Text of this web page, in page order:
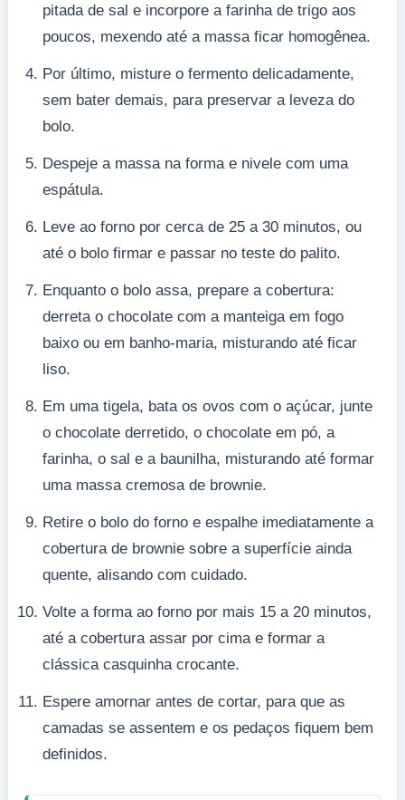
pitada de sal e incorpore a farinha de trigo aos
poucos, mexendo até a massa ficar homogênea.
Por último, misture o fermento delicadamente,
sem bater demais, para preservar a leveza do
bolo.
Despeje a massa na forma e nivele com uma
espátula.
Leve ao forno por cerca de 25 a 30 minutos, ou
até o bolo firmar e passar no teste do palito.
Enquanto o bolo assa, prepare a cobertura:
derreta o chocolate com a manteiga em fogo
baixo ou em banho-maria, misturando até ficar
liso.
Em uma tigela, bata os ovos com o açúcar, junte
o chocolate derretido, o chocolate em pó, a
farinha, o sal e a baunilha, misturando até formar
uma massa cremosa de brownie.
Retire o bolo do forno e espalhe imediatamente a
cobertura de brownie sobre a superfície ainda
quente, alisando com cuidado.
Volte a forma ao forno por mais 15 a 20 minutos,
até a cobertura assar por cima e formar a
clássica casquinha crocante.
Espere amornar antes de cortar, para que as
camadas se assentem e os pedaços fiquem bem
definidos.